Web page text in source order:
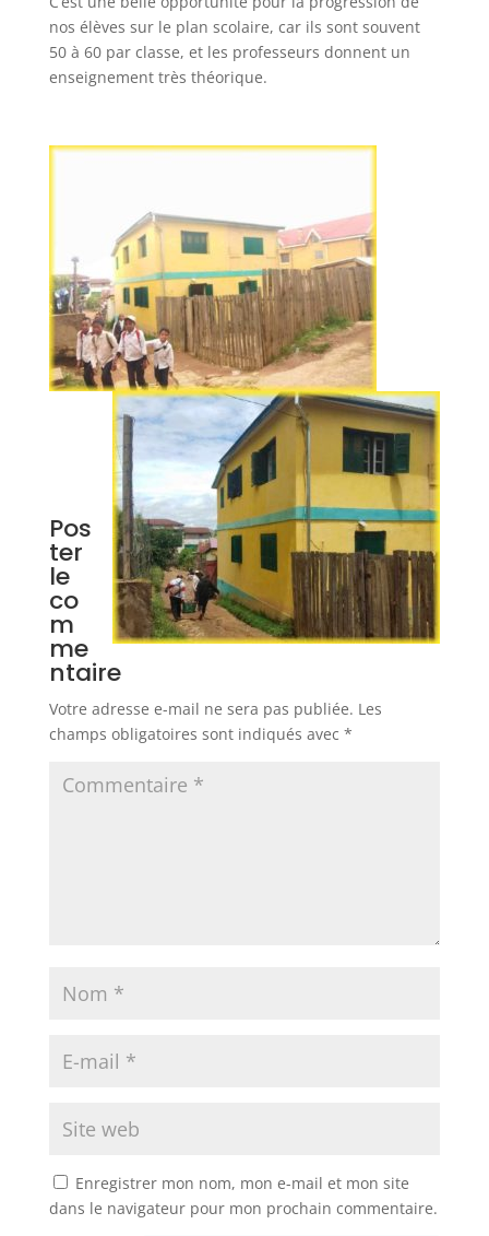
nos élèves sur le plan scolaire, car ils sont souvent
50 à 60 par classe, et les professeurs donnent un
enseignement très théorique.
Pos
ter
le
co
m
me
ntaire
Votre adresse e-mail ne sera pas publiée. Les
champs obligatoires sont indiqués avec *
Enregistrer mon nom, mon e-mail et mon site
dans le navigateur pour mon prochain commentaire.